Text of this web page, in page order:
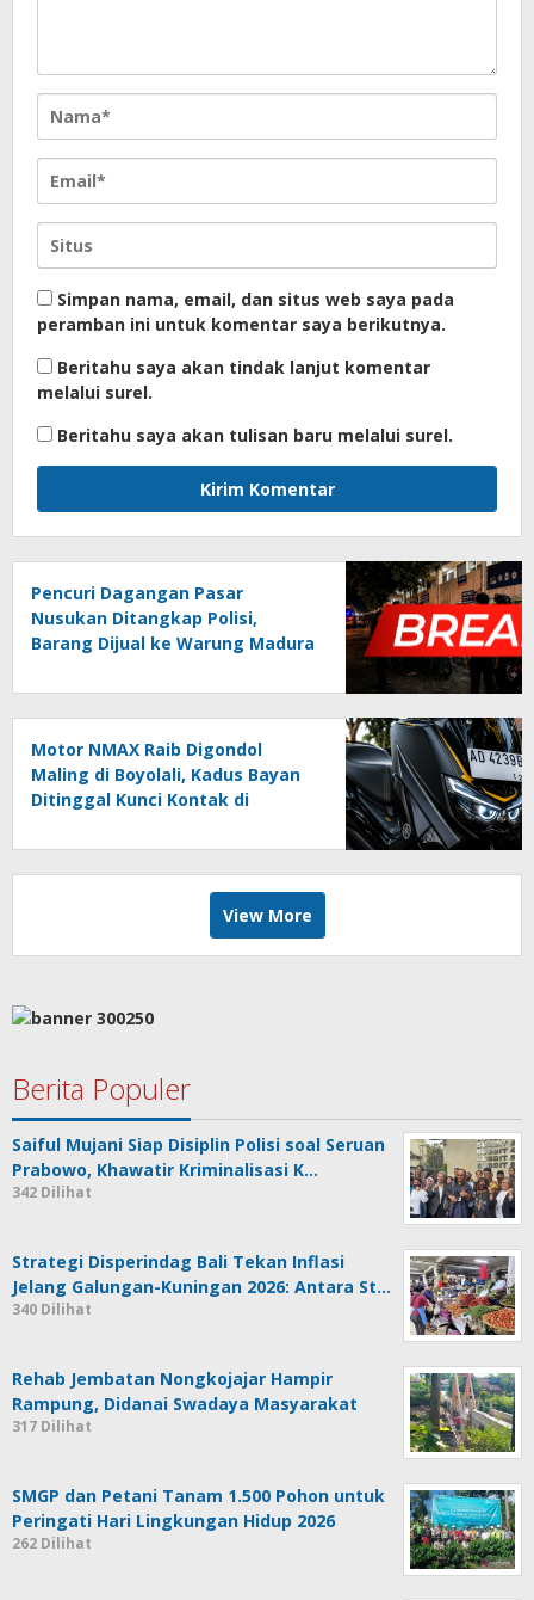
Simpan nama, email, dan situs web saya pada
peramban ini untuk komentar saya berikutnya.
Beritahu saya akan tindak lanjut komentar
melalui surel.
Beritahu saya akan tulisan baru melalui surel.
Pencuri Dagangan Pasar
Nusukan Ditangkap Polisi,
Barang Dijual ke Warung Madura
Motor NMAX Raib Digondol
Maling di Boyolali, Kadus Bayan
Ditinggal Kunci Kontak di
View More
Berita Populer
Saiful Mujani Siap Disiplin Polisi soal Seruan
Prabowo, Khawatir Kriminalisasi K…
342 Dilihat
Strategi Disperindag Bali Tekan Inflasi
Jelang Galungan-Kuningan 2026: Antara St…
340 Dilihat
Rehab Jembatan Nongkojajar Hampir
Rampung, Didanai Swadaya Masyarakat
317 Dilihat
SMGP dan Petani Tanam 1.500 Pohon untuk
Peringati Hari Lingkungan Hidup 2026
262 Dilihat